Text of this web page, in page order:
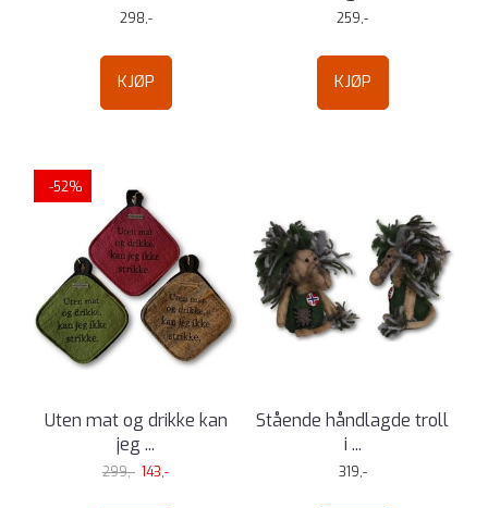
298,-
KJØP
259,-
KJØP
-52%
Uten mat og drikke kan
jeg ...
299,- 143,-
Stående håndlagde troll
i ...
319,-